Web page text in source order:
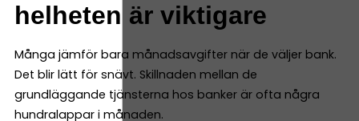
helheten är viktigare
Många jämför bara månadsavgifter när de väljer bank.
Det blir lätt för snävt. Skillnaden mellan de
grundläggande tjänsterna hos banker är ofta några
hundralappar i månaden.